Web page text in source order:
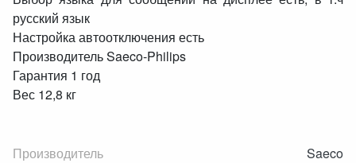
русский язык
Настройка автоотключения есть
Производитель Saeco-Philips
Гарантия 1 год
Вес 12,8 кг
Производитель
Saeco